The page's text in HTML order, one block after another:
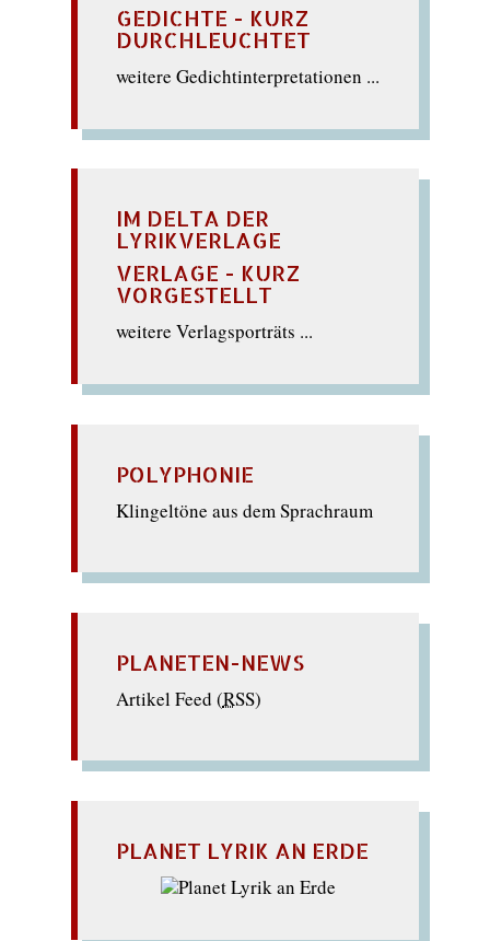
GEDICHTE - KURZ
DURCHLEUCHTET
weitere Gedichtinterpretationen ...
IM DELTA DER
LYRIKVERLAGE
VERLAGE - KURZ
VORGESTELLT
weitere Verlagsporträts ...
POLYPHONIE
Klingeltöne aus dem Sprachraum
PLANETEN-NEWS
Artikel Feed (RSS)
PLANET LYRIK AN ERDE